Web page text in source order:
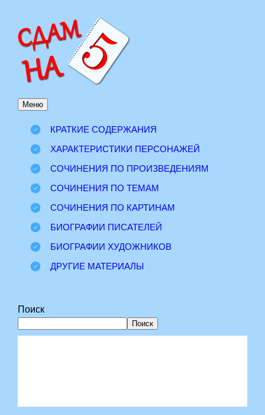
Перейти
к
содержимому
Меню
КРАТКИЕ СОДЕРЖАНИЯ
ХАРАКТЕРИСТИКИ ПЕРСОНАЖЕЙ
СОЧИНЕНИЯ ПО ПРОИЗВЕДЕНИЯМ
СОЧИНЕНИЯ ПО ТЕМАМ
СОЧИНЕНИЯ ПО КАРТИНАМ
БИОГРАФИИ ПИСАТЕЛЕЙ
БИОГРАФИИ ХУДОЖНИКОВ
ДРУГИЕ МАТЕРИАЛЫ
Поиск
Поиск